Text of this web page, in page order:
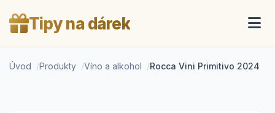
Tipy na dárek
Úvod Produkty Víno a alkohol Rocca Vini Primitivo 2024